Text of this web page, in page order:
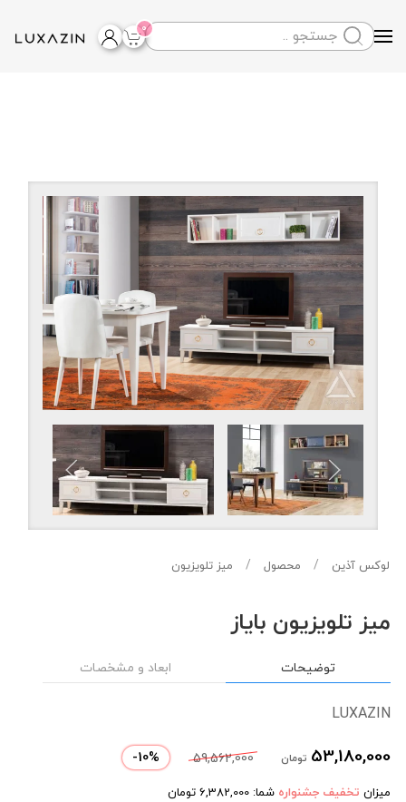
Skip to main content
0
لوکس آذین محصول میز تلویزیون
میز تلویزیون بایاز
توضیحات ابعاد و مشخصات
LUXAZIN
53,180,000 تومان 59,562,000
10%
-
میزان تخفیف جشنواره شما: 6,382,000 تومان